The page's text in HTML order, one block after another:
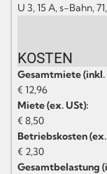
U 3, 15 A, s-Bahn,
KOSTEN
Gesamtmiete (inkl.
€ 12,96
Miete (ex. USt):
€ 8,50
Betriebskosten
€ 2,30
Gesamtbelastung